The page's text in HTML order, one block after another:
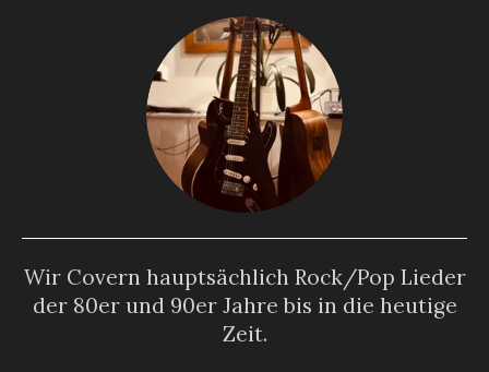
Wir Covern hauptsächlich Rock/Pop Lieder
der 80er und 90er Jahre bis in die heutige
Zeit.